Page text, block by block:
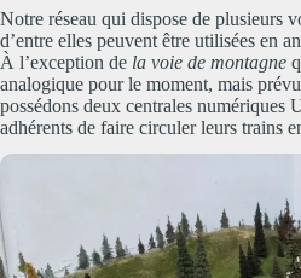
Notre réseau qui dispose de plusieurs
d’entre elles peuvent être utilisées en
À l’exception de la voie de montagne
analogique pour le moment, mais
possédons deux centrales numériques
adhérents de faire circuler leurs trains